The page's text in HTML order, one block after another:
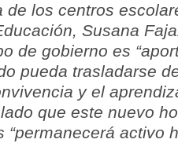
de los centros
Susana
de gobierno es
pueda trasladarse
y el
que este nuevo
“permanecerá activo